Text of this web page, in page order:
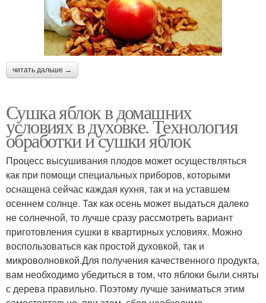
читать дальше →
Сушка яблок в домашних
условиях в духовке. Технология
обработки и сушки яблок
Процесс высушивания плодов может осуществляться
как при помощи специальных приборов, которыми
оснащена сейчас каждая кухня, так и на уставшем
осеннем солнце. Так как осень может выдаться далеко
не солнечной, то лучше сразу рассмотреть вариант
приготовления сушки в квартирных условиях. Можно
воспользоваться как простой духовкой, так и
микроволновкой.Для получения качественного продукта,
вам необходимо убедиться в том, что яблоки были сняты
с дерева правильно. Поэтому лучше заниматься этим